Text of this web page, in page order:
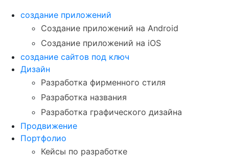
создание приложений
Создание приложений на Android
Создание приложений на iOS
создание сайтов под ключ
Дизайн
Разработка фирменного стиля
Разработка названия
Разработка графического дизайна
Продвижение
Портфолио
Кейсы по разработке